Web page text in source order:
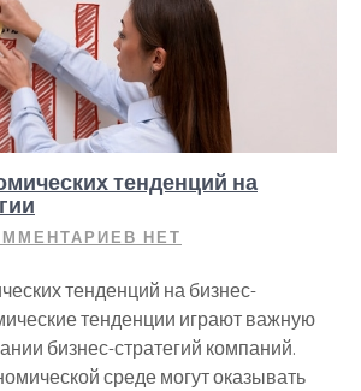
тенденций на
НЕТ
тенденций на бизнес-
тенденции играют важную
бизнес-стратегий компаний.
среде могут оказывать